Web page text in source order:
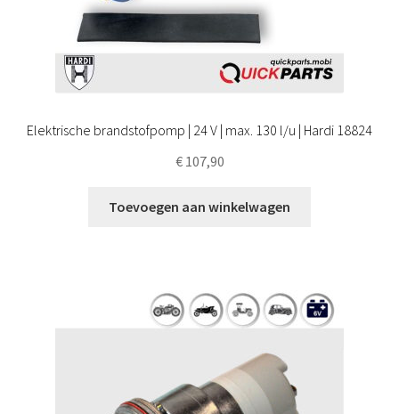
Elektrische brandstofpomp | 24 V | max. 130 l/u | Hardi 18824
€107,90
Toevoegen aan winkelwagen